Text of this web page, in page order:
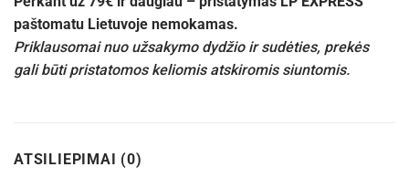
paštomatu Lietuvoje nemokamas.
Priklausomai nuo užsakymo dydžio ir sudėties, prekės
gali būti pristatomos keliomis atskiromis siuntomis.
ATSILIEPIMAI (0)